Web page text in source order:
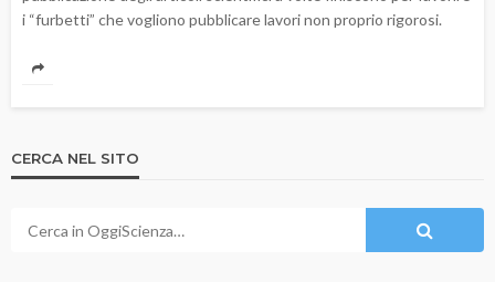
i “furbetti” che vogliono pubblicare lavori non proprio rigorosi.
CERCA NEL SITO